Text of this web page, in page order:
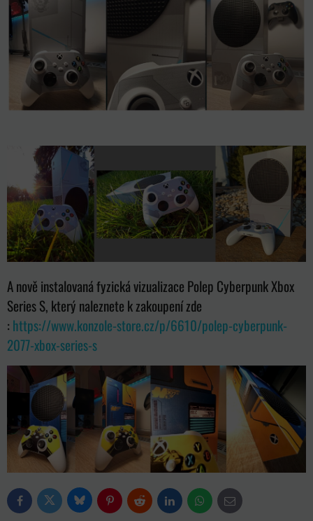
A nově instalovaná fyzická vizualizace Polep Cyberpunk Xbox
Series S, který naleznete k zakoupení zde
: https://www.konzole-store.cz/p/6610/polep-cyberpunk-
2077-xbox-series-s
FacebookTwitter Bluesky PinterestReddit LinkedIn WhatsAppE-
mail